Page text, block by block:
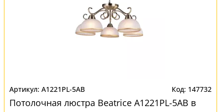
A1221PL-5AB 147732
Потолочная люстра Beatrice A1221PL-5AB в